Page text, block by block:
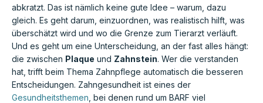
abkratzt. Das ist nämlich keine gute Idee – warum, dazu
gleich. Es geht darum, einzuordnen, was realistisch hilft, was
überschätzt wird und wo die Grenze zum Tierarzt verläuft.
Und es geht um eine Unterscheidung, an der fast alles hängt:
die zwischen Plaque und Zahnstein. Wer die verstanden
hat, trifft beim Thema Zahnpflege automatisch die besseren
Entscheidungen. Zahngesundheit ist eines der
Gesundheitsthemen , bei denen rund um BARF viel